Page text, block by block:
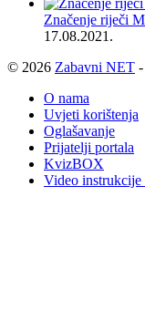
Značenje riječi
17.08.2021.
© 2026 Zabavni NET
O nama
Uvjeti korištenja
Oglašavanje
Prijatelji portala
KvizBOX
Video instrukcije